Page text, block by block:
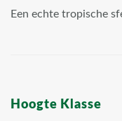
Een echte tropische
Hoogte Klasse